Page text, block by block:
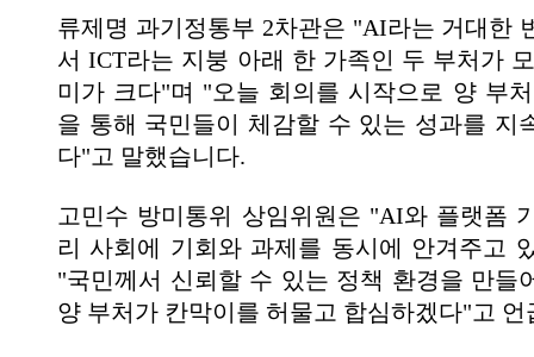
류제명 과기정통부 2차관은 "AI라는 거대한
서 ICT라는 지붕 아래 한 가족인 두 부처가
미가 크다"며 "오늘 회의를 시작으로 양 부
을 통해 국민들이 체감할 수 있는 성과를 지
다"고 말했습니다.
고민수 방미통위 상임위원은 "AI와 플랫폼
리 사회에 기회와 과제를 동시에 안겨주고
"국민께서 신뢰할 수 있는 정책 환경을 만들
양 부처가 칸막이를 허물고 합심하겠다"고 언